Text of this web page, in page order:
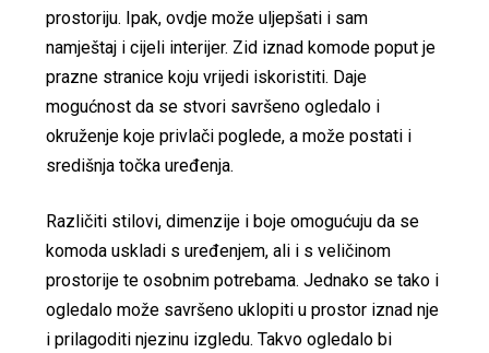
prostoriju. Ipak, ovdje može uljepšati i sam
namještaj i cijeli interijer. Zid iznad komode poput je
prazne stranice koju vrijedi iskoristiti. Daje
mogućnost da se stvori savršeno ogledalo i
okruženje koje privlači poglede, a može postati i
središnja točka uređenja.
Različiti stilovi, dimenzije i boje omogućuju da se
komoda uskladi s uređenjem, ali i s veličinom
prostorije te osobnim potrebama. Jednako se tako i
ogledalo može savršeno uklopiti u prostor iznad nje
i prilagoditi njezinu izgledu. Takvo ogledalo bi